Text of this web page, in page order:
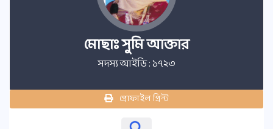
মোছাঃ সুমি আক্তার
সদস্য আইডি : ১৭২৩
প্রোফাইল প্রিন্ট